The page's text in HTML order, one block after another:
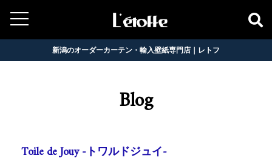
新潟のオーダーカーテン・輸入壁紙専門店｜レトフ
Blog
Toile de Jouy -トワルドジュイ-